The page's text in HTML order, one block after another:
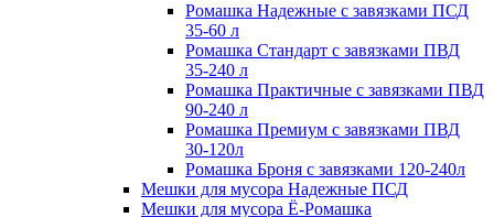
Ромашка Надежные с завязками ПСД
35-60 л
Ромашка Стандарт с завязками ПВД
35-240 л
Ромашка Практичные с завязками ПВД
90-240 л
Ромашка Премиум с завязками ПВД
30-120л
Ромашка Броня с завязками 120-240л
Мешки для мусора Надежные ПСД
Мешки для мусора Ё-Ромашка